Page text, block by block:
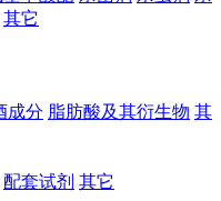
其它
成分 脂肪酸及其衍生物 其
配套试剂 其它